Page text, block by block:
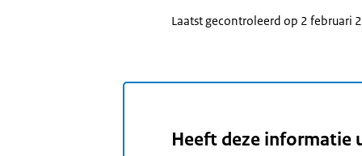
Laatst gecontroleerd op 2 februari
Heeft deze informatie